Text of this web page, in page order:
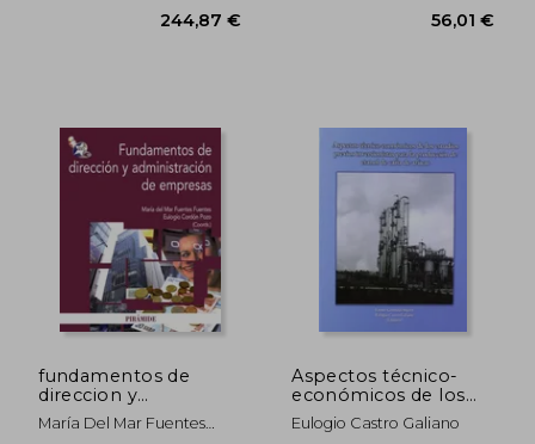
56,13 €
fundamentos de
direccion y
administracion de
empresas
María Del Mar Fuentes
Aspectos técnico-
económicos de los
estudios previos
inversionistas para la
Eulogio Castro Galiano